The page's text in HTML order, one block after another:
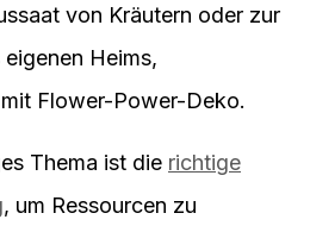
von Kräutern oder zur
Heims,
Flower-Power-Deko.
Thema ist die richtige
, um Ressourcen zu